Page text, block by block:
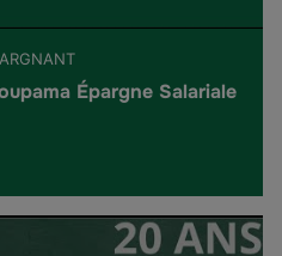
Épargne Salariale